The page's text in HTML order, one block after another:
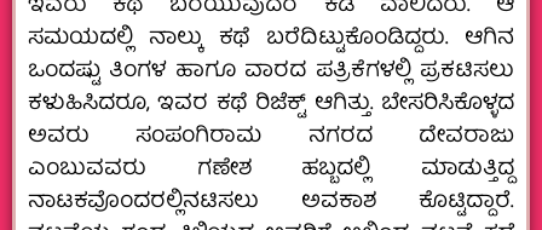
ಸಮಯದಲ್ಲಿ ನಾಲ್ಕು ಕಥೆ ಬರೆದಿಟ್ಟುಕೊಂಡಿದ್ದರು. ಆಗಿನ
ಒಂದಷ್ಟು ತಿಂಗಳ ಹಾಗೂ ವಾರದ ಪತ್ರಿಕೆಗಳಲ್ಲಿ ಪ್ರಕಟಿಸಲು
ಕಳುಹಿಸಿದರೂ, ಇವರ ಕಥೆ ರಿಜೆಕ್ಟ್‌ ಆಗಿತ್ತು. ಬೇಸರಿಸಿಕೊಳ್ಳದ
ಅವರು ಸಂಪಂಗಿರಾಮ ನಗರದ ದೇವರಾಜು
ಎಂಬುವವರು ಗಣೇಶ ಹಬ್ಬದಲ್ಲಿ ಮಾಡುತ್ತಿದ್ದ
ನಾಟಕವೊಂದರಲ್ಲಿನಟಿಸಲು ಅವಕಾಶ ಕೊಟ್ಟಿದ್ದಾರೆ.